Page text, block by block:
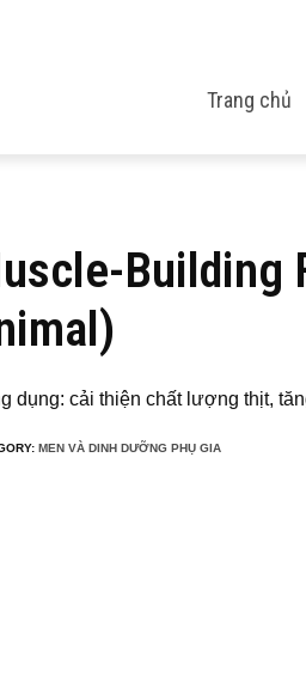
Trang chủ
Building
dụng: cải thiện chất lượng thịt,
MEN VÀ DINH DƯỠNG PHỤ GIA